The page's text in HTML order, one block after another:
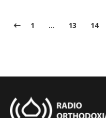
1 … 13 14